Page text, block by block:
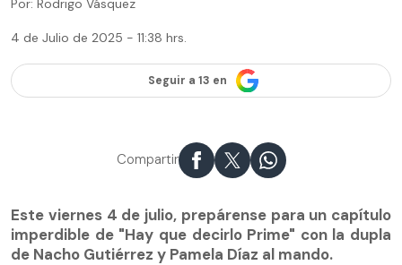
Por: Rodrigo Vásquez
4 de Julio de 2025 - 11:38 hrs.
Seguir a 13 en
Compartir
Este viernes 4 de julio, prepárense para un capítulo
imperdible de "Hay que decirlo Prime" con la dupla
de Nacho Gutiérrez y Pamela Díaz al mando.